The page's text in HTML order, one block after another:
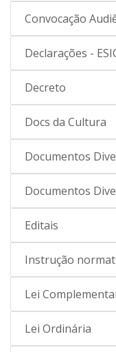
Convocação
Declarações -
Decreto
Docs da Cultura
Documentos
Documentos
Editais
Instrução
Lei
Lei Ordinária